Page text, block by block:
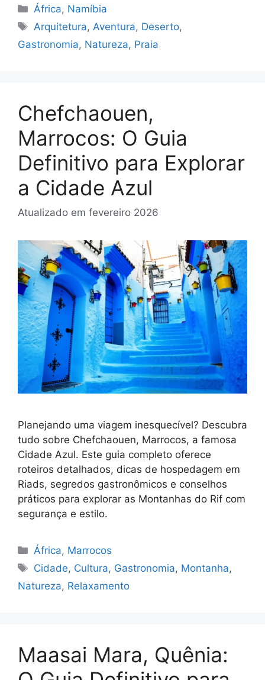
Categorias
África, Namíbia
Tags
Arquitetura,Aventura, Deserto,
Gastronomia, Natureza, Praia
Chefchaouen,
Marrocos: O Guia
Definitivo para Explorar
a Cidade Azul
Atualizado em fevereiro 2026
Planejando uma viagem inesquecível? Descubra
tudo sobre Chefchaouen, Marrocos, a famosa
Cidade Azul. Este guia completo oferece
roteiros detalhados, dicas de hospedagem em
Riads, segredos gastronômicos e conselhos
práticos para explorar as Montanhas do Rif com
segurança e estilo.
Categorias
África, Marrocos
Tags
Cidade, Cultura, Gastronomia, Montanha,
Natureza, Relaxamento
Maasai Mara, Quênia: